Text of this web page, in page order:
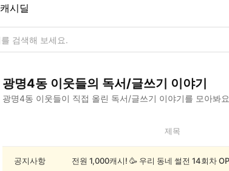
캐시딜
광명4동 이웃들의 독서/글쓰기 이야기
광명4동 이웃들이 직접 올린 독서/글쓰기 이야기를 모아봐요
4
제목
공지사항